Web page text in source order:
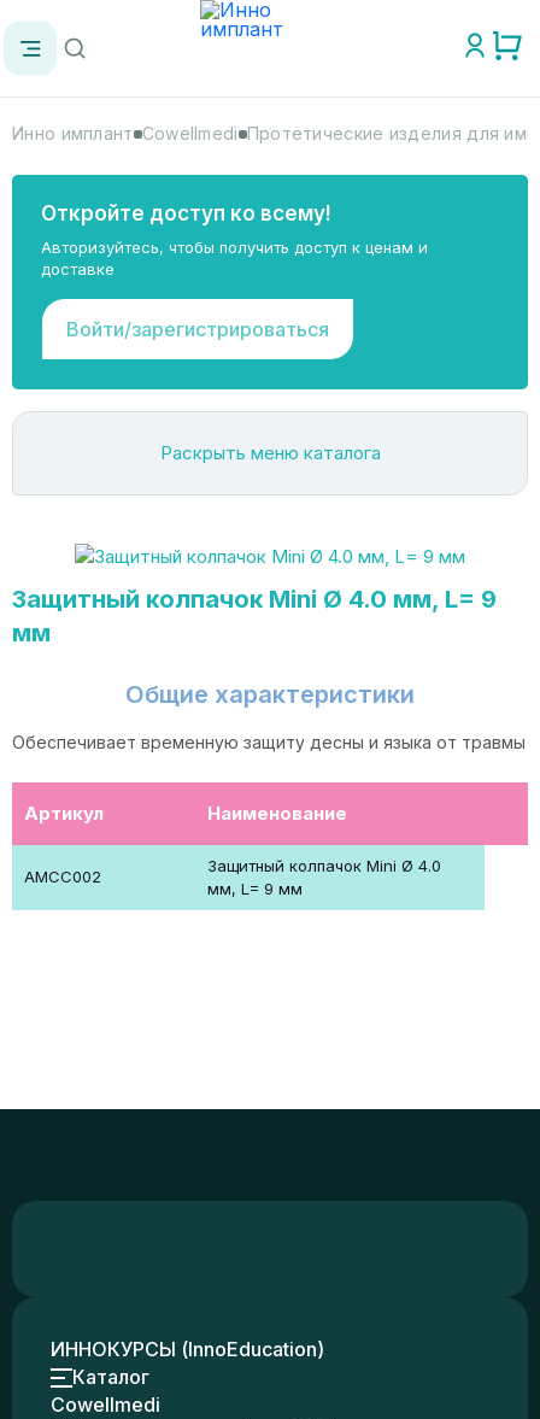
Инно имплант Cowellmedi Протетические изделия для
Откройте доступ ко всему!
Авторизуйтесь, чтобы получить доступ к ценам и
доставке
Войти/зарегистрироваться
Раскрыть меню каталога
Защитный колпачок Mini Ø 4.0 мм, L= 9
мм
Общие характеристики
Обеспечивает временную защиту десны и языка от травмы
Артикул Наименование
AMCC002
Защитный колпачок Mini Ø 4.0
мм, L= 9 мм
ИННОКУРСЫ (InnoEducation)
Каталог
Cowellmedi